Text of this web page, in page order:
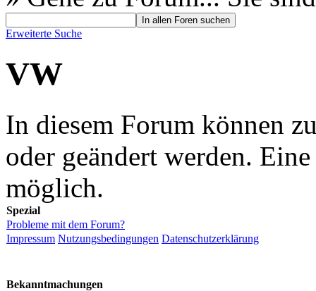
Erweiterte Suche
VW
In diesem Forum können
oder geändert werden.
möglich.
Spezial
Probleme mit dem Forum?
Impressum Nutzungsbedingungen Datenschutzerklärung
Bekanntmachungen